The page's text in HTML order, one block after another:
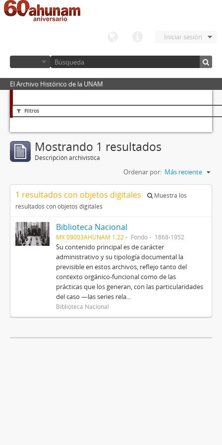
Iniciar sesión
El Archivo Histórico de la UNAM
Filtros
Mostrando 1 resultados
Descripción archivística
Ordenar por: Más reciente
1 resultados con objetos digitales
Muestra los
resultados con objetos digitales
Biblioteca Nacional
MX 09003AHUNAM 1.22 Fondo 1868-1952
Su contenido principal es de carácter
administrativo y su tipología documental la
previsible en estos archivos, reflejo tanto del
contexto orgánico-funcional como de las
prácticas que los generan, con las particularidades
del caso —las series rela...
Biblioteca Nacional